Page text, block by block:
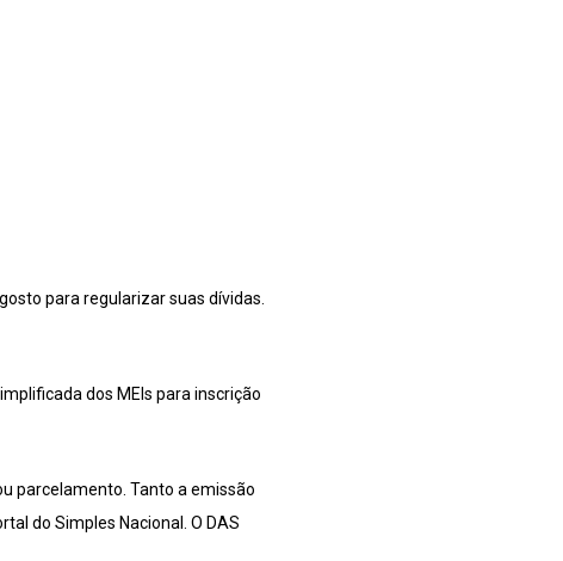
para regularizar suas dívidas.
dos MEIs para inscrição
parcelamento. Tanto a emissão
do Simples Nacional. O DAS